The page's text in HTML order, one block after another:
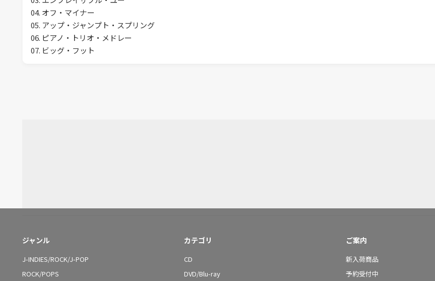
04. オフ・マイナー
05. アップ・ジャンプト・スプリング
06. ピアノ・トリオ・メドレー
07. ビッグ・フット
ジャンル
J-INDIES/ROCK/J-POP
ROCK/POPS
カテゴリ
CD
DVD/Blu-ray
ご案内
新入荷商品
予約受付中